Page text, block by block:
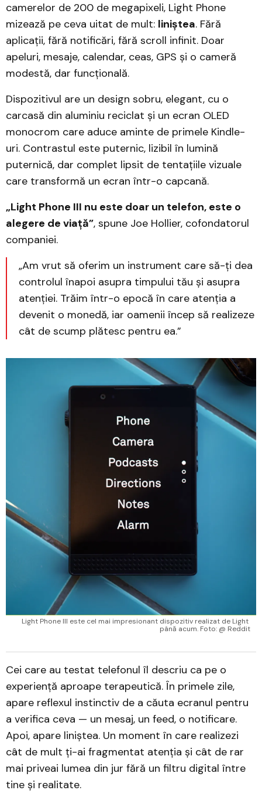
camerelor de 200 de megapixeli, Light Phone
mizează pe ceva uitat de mult: liniștea. Fără
aplicații, fără notificări, fără scroll infinit. Doar
apeluri, mesaje, calendar, ceas, GPS și o cameră
modestă, dar funcțională.
Dispozitivul are un design sobru, elegant, cu o
carcasă din aluminiu reciclat și un ecran OLED
monocrom care aduce aminte de primele Kindle-
uri. Contrastul este puternic, lizibil în lumină
puternică, dar complet lipsit de tentațiile vizuale
care transformă un ecran într-o capcană.
„Light Phone III nu este doar un telefon, este o
alegere de viață”, spune Joe Hollier, cofondatorul
companiei.
„Am vrut să oferim un instrument care să-ți dea
controlul înapoi asupra timpului tău și asupra
atenției. Trăim într-o epocă în care atenția a
devenit o monedă, iar oamenii încep să realizeze
cât de scump plătesc pentru ea.”
Light Phone III este cel mai impresionant dispozitiv realizat de Light
până acum. Foto: @ Reddit
Cei care au testat telefonul îl descriu ca pe o
experiență aproape terapeutică. În primele zile,
apare reflexul instinctiv de a căuta ecranul pentru
a verifica ceva — un mesaj, un feed, o notificare.
Apoi, apare liniștea. Un moment în care realizezi
cât de mult ți-ai fragmentat atenția și cât de rar
mai priveai lumea din jur fără un filtru digital între
tine și realitate.